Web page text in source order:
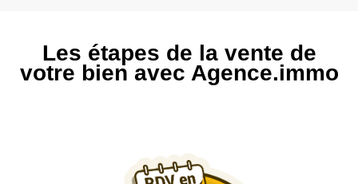
Les étapes de la vente de
votre bien avec Agence.immo